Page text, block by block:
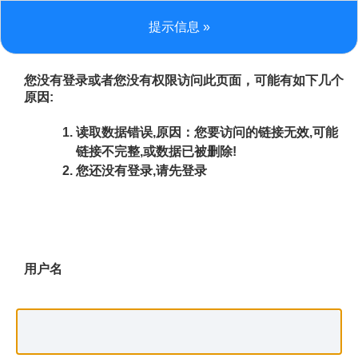
提示信息 »
您没有登录或者您没有权限访问此页面，可能有如下几个
原因:
读取数据错误,原因：您要访问的链接无效,可能
链接不完整,或数据已被删除!
您还没有登录,请先登录
用户名